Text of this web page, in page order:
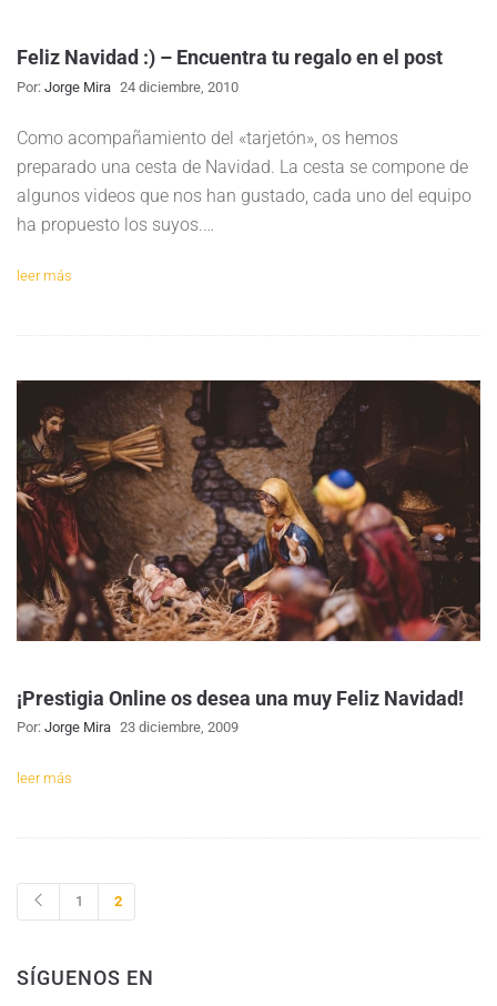
Feliz Navidad :) – Encuentra tu regalo en el post
Por: Jorge Mira 24 diciembre, 2010
Como acompañamiento del «tarjetón», os hemos
preparado una cesta de Navidad. La cesta se compone de
algunos videos que nos han gustado, cada uno del equipo
ha propuesto los suyos.…
leer más
¡Prestigia Online os desea una muy Feliz Navidad!
Por: Jorge Mira 23 diciembre, 2009
leer más
1 2
SÍGUENOS EN